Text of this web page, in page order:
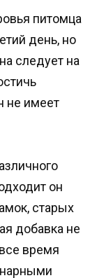
питомца
день, но
следует на
не имеет
он
старых
добавка не
время